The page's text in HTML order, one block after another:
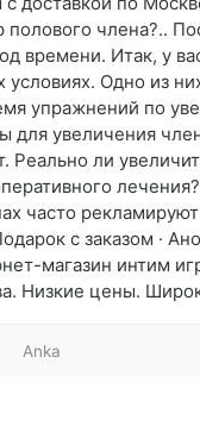
полового члена?..
времени. Итак, у
условиях. Одно из
упражнений по
увеличения
Реально ли
часто
с заказом ·
магазин интим
Низкие цены.
Anka